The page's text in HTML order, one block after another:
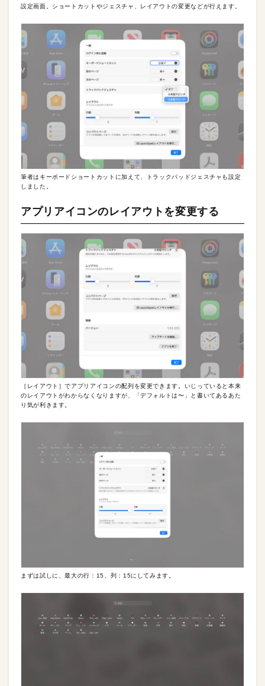
設定画面。ショートカットやジェスチャ、レイアウトの変更などが行えます。
筆者はキーボードショートカットに加えて、トラックパッドジェスチャも設定
しました。
アプリアイコンのレイアウトを変更する
［レイアウト］でアプリアイコンの配列を変更できます。いじっていると本来
のレイアウトがわからなくなりますが、「デフォルトは〜」と書いてあるあた
り気が利きます。
まずは試しに、最大の行：15、列：15にしてみます。